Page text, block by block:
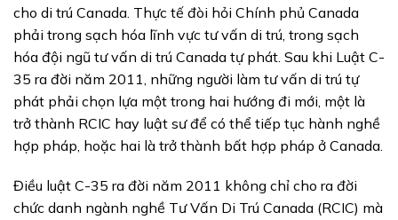
cho di trú Canada. Thực tế đòi hỏi Chính phủ Canada
phải trong sạch hóa lĩnh vực tư vấn di trú, trong sạch
hóa đội ngũ tư vấn di trú Canada tự phát. Sau khi Luật C-
35 ra đời năm 2011, những người làm tư vấn di trú tự
phát phải chọn lựa một trong hai hướng đi mới, một là
trở thành RCIC hay luật sư để có thể tiếp tục hành nghề
hợp pháp, hoặc hai là trở thành bất hợp pháp ở Canada.
Điều luật C-35 ra đời năm 2011 không chỉ cho ra đời
chức danh ngành nghề Tư Vấn Di Trú Canada (RCIC) mà